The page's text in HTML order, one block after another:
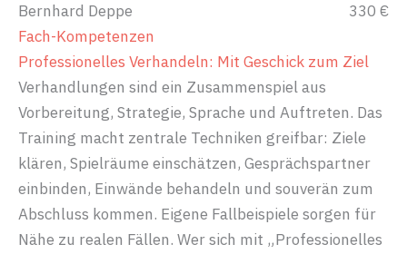
Bernhard Deppe
330 €
Fach-Kompetenzen
Professionelles Verhandeln: Mit Geschick zum Ziel
Verhandlungen sind ein Zusammenspiel aus
Vorbereitung, Strategie, Sprache und Auftreten. Das
Training macht zentrale Techniken greifbar: Ziele
klären, Spielräume einschätzen, Gesprächspartner
einbinden, Einwände behandeln und souverän zum
Abschluss kommen. Eigene Fallbeispiele sorgen für
Nähe zu realen Fällen. Wer sich mit „Professionelles